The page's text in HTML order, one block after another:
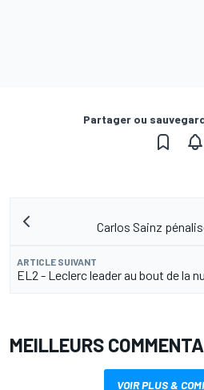
Partager ou
Carlos Sainz
ARTICLE SUIVANT
EL2 - Leclerc leader au bout de la
MEILLEURS
VOIR PLUS &